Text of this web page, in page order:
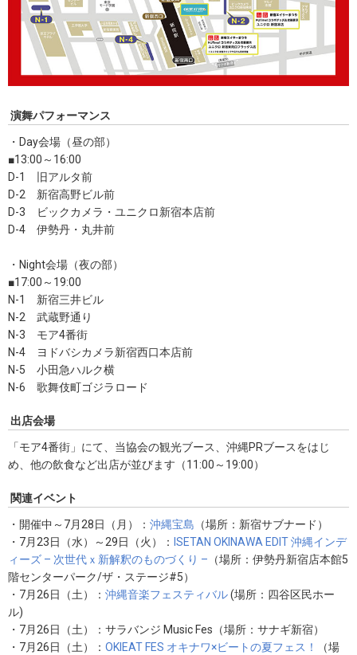
演舞パフォーマンス
・Day会場（昼の部）
■13:00～16:00
D-1 旧アルタ前
D-2 新宿高野ビル前
D-3 ビックカメラ・ユニクロ新宿本店前
D-4 伊勢丹・丸井前
・Night会場（夜の部）
■17:00～19:00
N-1 新宿三井ビル
N-2 武蔵野通り
N-3 モア4番街
N-4 ヨドバシカメラ新宿西口本店前
N-5 小田急ハルク横
N-6 歌舞伎町ゴジラロード
出店会場
「モア4番街」にて、当協会の観光ブース、沖縄PRブースをはじ
め、他の飲食など出店が並びます（11:00～19:00）
関連イベント
・開催中～7月28日（月）： 沖縄宝島 （場所：新宿サブナード）
・7月23日（水）～29日（火）： ISETAN OKINAWA EDIT 沖縄インデ
ィーズ – 次世代ｘ新解釈のものづくり – （場所：伊勢丹新宿店本館5
階センターパーク/ザ・ステージ#5）
・7月26日（土）： 沖縄音楽フェスティバル(場所：四谷区民ホー
ル)
・7月26日（土）：サラバンジ Music Fes（場所：サナギ新宿）
・7月26日（土）： OKIEAT FES オキナワ×ビートの夏フェス！
（場